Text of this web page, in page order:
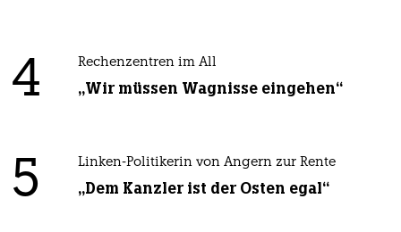
4 Rechenzentren im All
„Wir müssen Wagnisse eingehen“
5 Linken-Politikerin von Angern zur Rente
„Dem Kanzler ist der Osten egal“